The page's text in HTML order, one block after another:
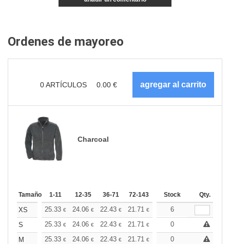
Ordenes de mayoreo
0ARTÍCULOS 0.00 €
Charcoal
Tamaño 1-11 12-35 36-71 72-143 144-287 288 +
Stock Qty.
XS 25.33 € 24.06 € 22.43 € 21.71 € 20.62
6
S
25.33 € 24.06 € 22.43 € 21.71 € 20.62 €
0
M
25.33 € 24.06 € 22.43 € 21.71 € 20.62 €
0